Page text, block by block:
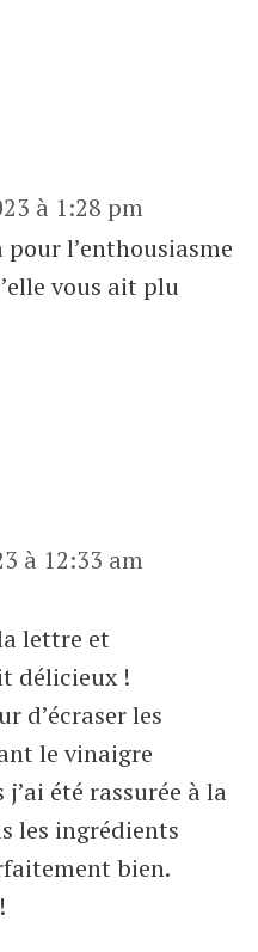
à 1:28 pm
l’enthousiasme
vous ait plu
à 12:33 am
lettre et
délicieux !
d’écraser les
le vinaigre
été rassurée à la
les ingrédients
bien.